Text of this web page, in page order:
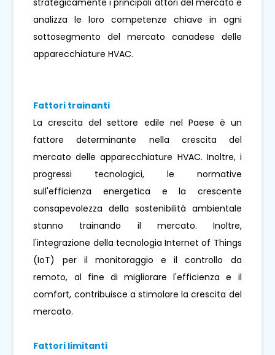
analizza le loro competenze chiave in ogni
sottosegmento del mercato canadese delle
apparecchiature HVAC.
Fattori trainanti
La crescita del settore edile nel Paese è un
fattore determinante nella crescita del
mercato delle apparecchiature HVAC. Inoltre, i
progressi tecnologici, le normative
sull'efficienza energetica e la crescente
consapevolezza della sostenibilità ambientale
stanno trainando il mercato. Inoltre,
l'integrazione della tecnologia Internet of Things
(IoT) per il monitoraggio e il controllo da
remoto, al fine di migliorare l'efficienza e il
comfort, contribuisce a stimolare la crescita del
mercato.
Fattori limitanti